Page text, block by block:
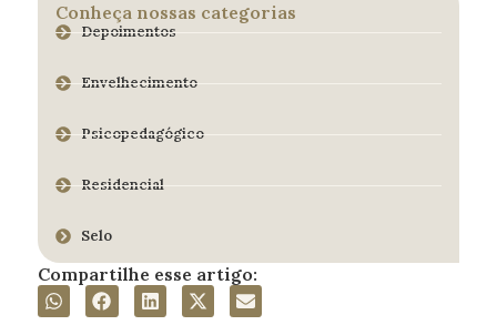
Conheça nossas categorias
Depoimentos
Envelhecimento
Psicopedagógico
Residencial
Selo
Compartilhe esse artigo: